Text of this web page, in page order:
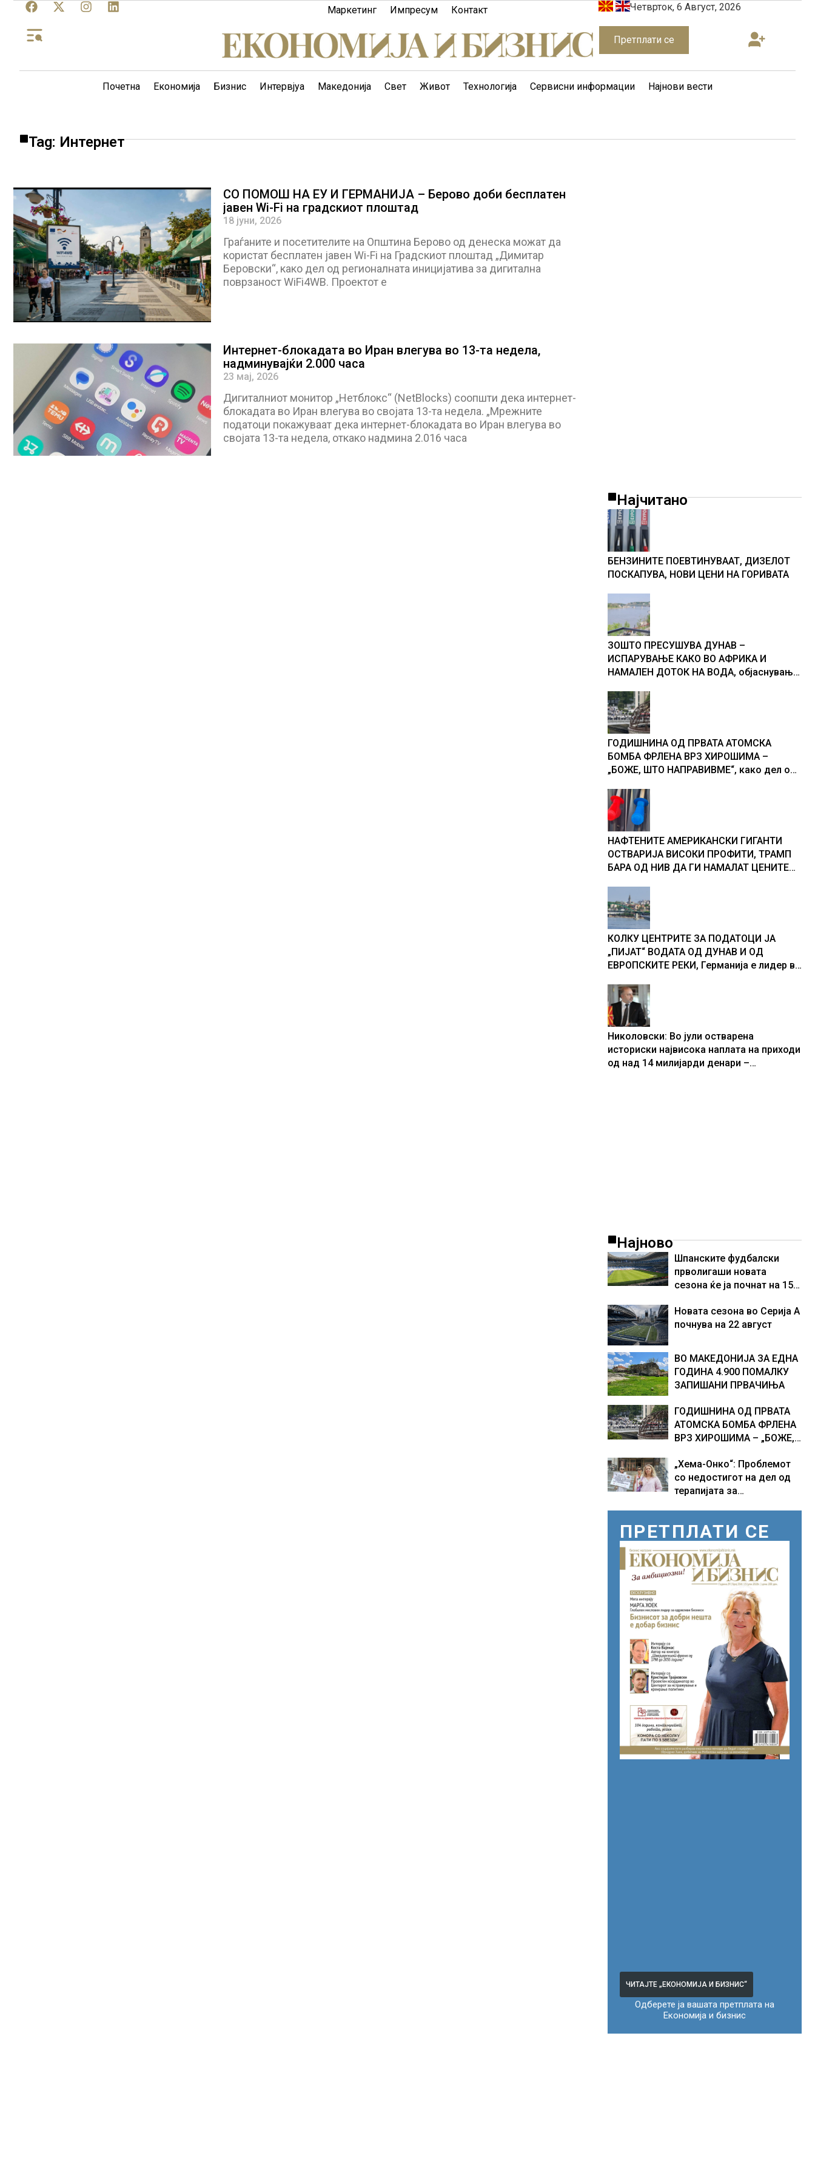
Маркетинг Импресум Контакт Четврток, 6 Август, 2026
Претплати се
Почетна Економија Бизнис Интервјуа Македонија Свет Живот Технологија Сервисни информации Најнови вести
Tag: Интернет
СО ПОМОШ НА ЕУ И ГЕРМАНИЈА – Берово доби бесплатен
јавен Wi-Fi на градскиот плоштад
18 јуни, 2026
Граѓаните и посетителите на Општина Берово од денеска можат да
користат бесплатен јавен Wi-Fi на Градскиот плоштад „Димитар
Беровски“, како дел од регионалната иницијатива за дигитална
поврзаност WiFi4WB. Проектот е
Интернет-блокадата во Иран влегува во 13-та недела,
надминувајќи 2.000 часа
23 мај, 2026
Дигиталниот монитор „Нетблокс“ (NetBlocks) соопшти дека интернет-
блокадата во Иран влегува во својата 13-та недела. „Мрежните
податоци покажуваат дека интернет-блокадата во Иран влегува во
својата 13-та недела, откако надмина 2.016 часа
Најчитано
БЕНЗИНИТЕ ПОЕВТИНУВААТ, ДИЗЕЛОТ
ПОСКАПУВА, НОВИ ЦЕНИ НА ГОРИВАТА
ЗОШТО ПРЕСУШУВА ДУНАВ –
ИСПАРУВАЊЕ КАКО ВО АФРИКА И
НАМАЛЕН ДОТОК НА ВОДА, објаснување
ГОДИШНИНА ОД ПРВАТА АТОМСКА
БОМБА ФРЛЕНА ВРЗ ХИРОШИМА –
„БОЖЕ, ШТО НАПРАВИВМЕ“, како дел од
учесниците во бомбардирањето го
доживуваа овој настан што го промени
текот на историјата
НАФТЕНИТЕ АМЕРИКАНСКИ ГИГАНТИ
ОСТВАРИЈА ВИСОКИ ПРОФИТИ, ТРАМП
БАРА ОД НИВ ДА ГИ НАМАЛАТ ЦЕНИТЕ
КОЛКУ ЦЕНТРИТЕ ЗА ПОДАТОЦИ ЈА
„ПИЈАТ“ ВОДАТА ОД ДУНАВ И ОД
ЕВРОПСКИТЕ РЕКИ, Германија е лидер во
податоци
Николовски: Во јули остварена
историски највисока наплата на приходи
од над 14 милијарди денари –
Најново
Шпанските фудбалски
прволигаши новата
сезона ќе ја почнат на 15
Новата сезона во Серија А
почнува на 22 август
ВО МАКЕДОНИЈА ЗА ЕДНА
ГОДИНА 4.900 ПОМАЛКУ
ЗАПИШАНИ ПРВАЧИЊА
ГОДИШНИНА ОД ПРВАТА
АТОМСКА БОМБА ФРЛЕНА
ВРЗ ХИРОШИМА – „БОЖЕ,
дел од екипажот во
авионот „Енола Геј“ и
учесниците во
што го промени текот на
историјата
„Хема-Онко“: Проблемот
со недостигот на дел од
терапијата за
ПРЕТПЛАТИ СЕ
ЧИТАЈТЕ „ЕКОНОМИЈА И БИЗНИС“
Одберете ја вашата претплата на
Економија и бизнис